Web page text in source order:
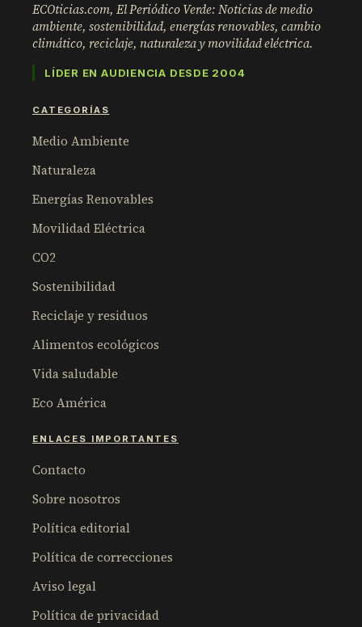
ECOticias.com, El Periódico Verde: Noticias de medio
ambiente, sostenibilidad, energías renovables, cambio
climático, reciclaje, naturaleza y movilidad eléctrica.
LÍDER EN AUDIENCIA DESDE 2004
CATEGORÍAS
Medio Ambiente
Naturaleza
Energías Renovables
Movilidad Eléctrica
CO2
Sostenibilidad
Reciclaje y residuos
Alimentos ecológicos
Vida saludable
Eco América
ENLACES IMPORTANTES
Contacto
Sobre nosotros
Política editorial
Política de correcciones
Aviso legal
Política de privacidad